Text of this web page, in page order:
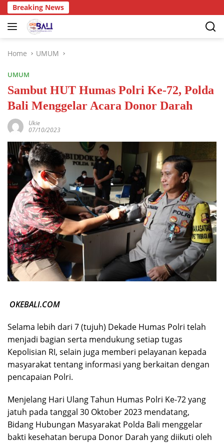
Breaking News
Home UMUM
UMUM
Sambut HUT Humas Polri Ke-72, Polda
Bali Menggelar Acara Donor Darah
Ukie
07/10/2023
OKEBALI.COM
Selama lebih dari 7 (tujuh) Dekade Humas Polri telah
menjadi bagian serta mendukung setiap tugas
Kepolisian RI, selain juga memberi pelayanan kepada
masyarakat tentang informasi yang berkaitan dengan
pencapaian Polri.
Menjelang Hari Ulang Tahun Humas Polri Ke-72 yang
jatuh pada tanggal 30 Oktober 2023 mendatang,
Bidang Hubungan Masyarakat Polda Bali menggelar
bakti kesehatan berupa Donor Darah yang diikuti oleh